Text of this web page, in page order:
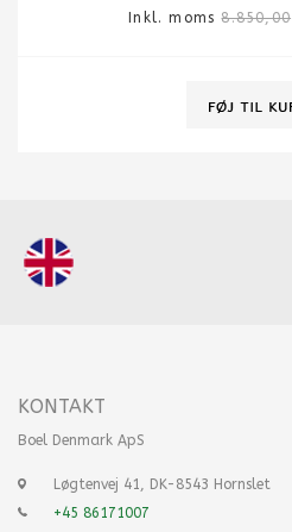
Inkl. moms8.850,00
KONTAKT
Boel Denmark ApS
Løgtenvej 41, DK-8543 Hornslet
+45 86171007